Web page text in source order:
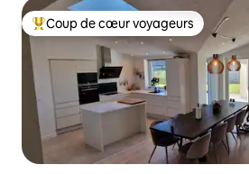
Coup de cœur voyageurs parmi les
Coup de cœur voyageurs